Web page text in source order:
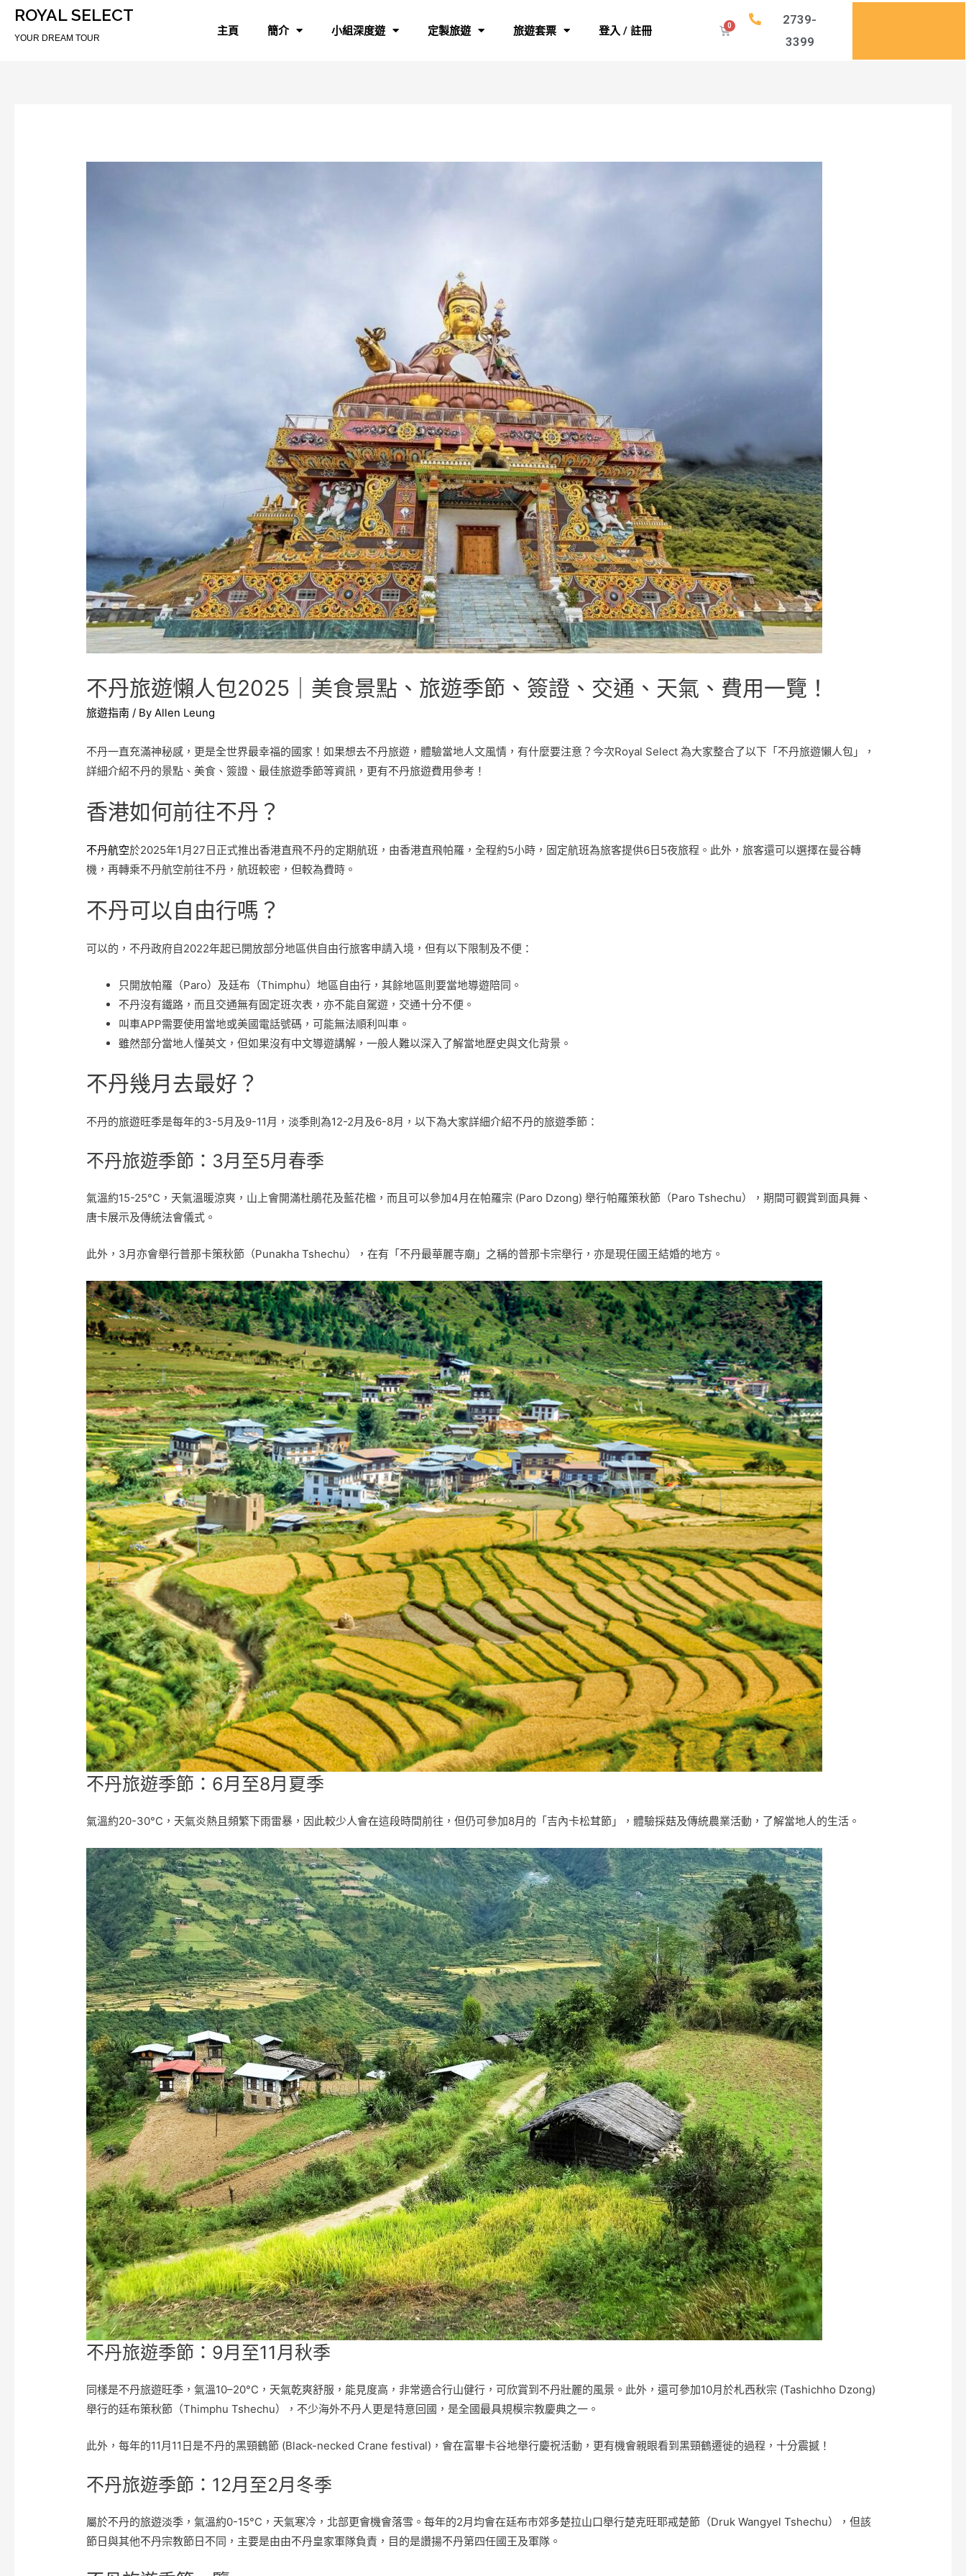
ROYAL SELECT
YOUR DREAM TOUR
主頁 簡介 小組深度遊 定製旅遊 旅遊套票 登入 / 註冊
2739-
3399
不丹旅遊懶人包2025｜美食景點、旅遊季節、簽證、交通、天氣、費用一覽！
旅遊指南 / ByAllen Leung
不丹一直充滿神秘感，更是全世界最幸福的國家！如果想去不丹旅遊，體驗當地人文風情，有什麼要注意？今次Royal Select 為大家整合了以下「不丹旅遊懶人包」，
詳細介紹不丹的景點、美食、簽證、最佳旅遊季節等資訊，更有不丹旅遊費用參考！
香港如何前往不丹？
不丹航空於2025年1月27日正式推出香港直飛不丹的定期航班，由香港直飛帕羅，全程約5小時，固定航班為旅客提供6日5夜旅程。此外，旅客還可以選擇在曼谷轉
機，再轉乘不丹航空前往不丹，航班較密，但較為費時。
不丹可以自由行嗎？
可以的，不丹政府自2022年起已開放部分地區供自由行旅客申請入境，但有以下限制及不便：
只開放帕羅（Paro）及廷布（Thimphu）地區自由行，其餘地區則要當地導遊陪同。
不丹沒有鐵路，而且交通無有固定班次表，亦不能自駕遊，交通十分不便。
叫車APP需要使用當地或美國電話號碼，可能無法順利叫車。
雖然部分當地人懂英文，但如果沒有中文導遊講解，一般人難以深入了解當地歷史與文化背景。
不丹幾月去最好？
不丹的旅遊旺季是每年的3-5月及9-11月，淡季則為12-2月及6-8月，以下為大家詳細介紹不丹的旅遊季節：
不丹旅遊季節：3月至5月春季
氣溫約15-25°C，天氣溫暖涼爽，山上會開滿杜鵑花及藍花楹，而且可以參加4月在帕羅宗 (Paro Dzong) 舉行帕羅策秋節（Paro Tshechu），期間可觀賞到面具舞、
唐卡展示及傳統法會儀式。
此外，3月亦會舉行普那卡策秋節（Punakha Tshechu），在有「不丹最華麗寺廟」之稱的普那卡宗舉行，亦是現任國王結婚的地方。
不丹旅遊季節：6月至8月夏季
氣溫約20-30°C，天氣炎熱且頻繁下雨雷暴，因此較少人會在這段時間前往，但仍可參加8月的「吉內卡松茸節」，體驗採菇及傳統農業活動，了解當地人的生活。
不丹旅遊季節：9月至11月秋季
同樣是不丹旅遊旺季，氣溫10–20°C，天氣乾爽舒服，能見度高，非常適合行山健行，可欣賞到不丹壯麗的風景。此外，還可參加10月於札西秋宗 (Tashichho Dzong)
舉行的廷布策秋節（Thimphu Tshechu），不少海外不丹人更是特意回國，是全國最具規模宗教慶典之一。
此外，每年的11月11日是不丹的黑頸鶴節 (Black-necked Crane festival)，會在富畢卡谷地舉行慶祝活動，更有機會親眼看到黑頸鶴遷徙的過程，十分震撼！
不丹旅遊季節：12月至2月冬季
屬於不丹的旅遊淡季，氣溫約0-15°C，天氣寒冷，北部更會機會落雪。每年的2月均會在廷布市郊多楚拉山口舉行楚克旺耶戒楚節（Druk Wangyel Tshechu），但該
節日與其他不丹宗教節日不同，主要是由由不丹皇家軍隊負責，目的是讚揚不丹第四任國王及軍隊。